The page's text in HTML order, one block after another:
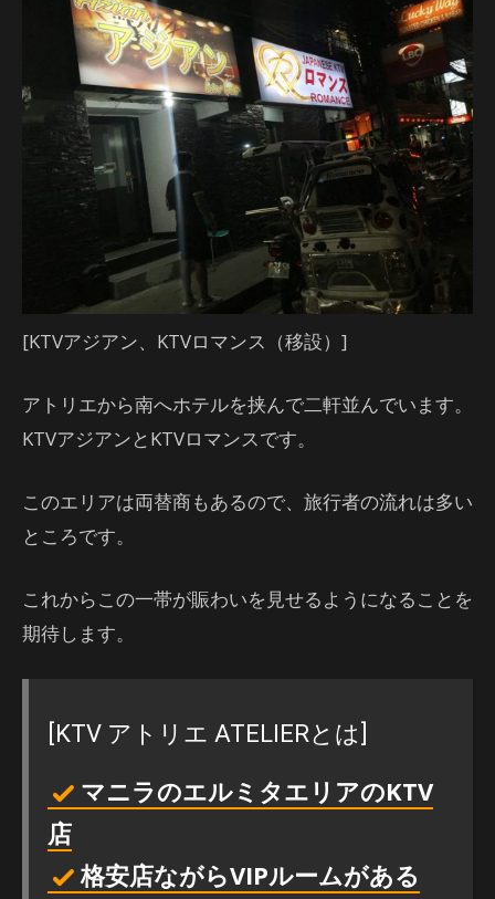
[KTVアジアン、KTVロマンス（移設）]
アトリエから南へホテルを挟んで二軒並んでいます。
KTVアジアンとKTVロマンスです。
このエリアは両替商もあるので、旅行者の流れは多い
ところです。
これからこの一帯が賑わいを見せるようになることを
期待します。
[KTV アトリエ ATELIERとは]
マニラのエルミタエリアのKTV
店
格安店ながらVIPルームがある